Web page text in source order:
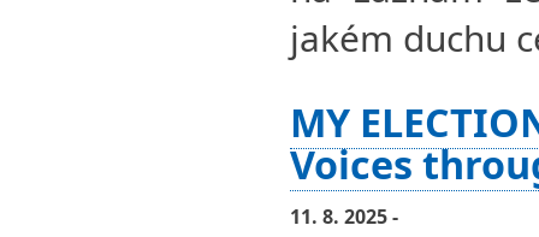
jakém duchu
MY
Voices
11. 8. 2025 -